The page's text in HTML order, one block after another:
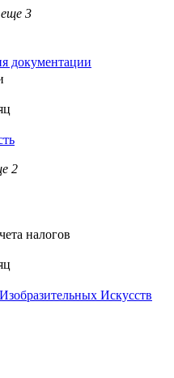
3
документации
2
налогов
Искусств